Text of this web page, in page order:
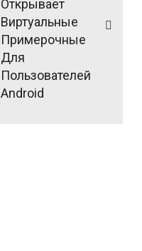
Открывает
Виртуальные
Примерочные
Для
Пользователей
Android